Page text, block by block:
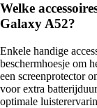
Welke
Galaxy A52?
Enkele handige
beschermhoesje om
een screenprotector
voor extra
optimale